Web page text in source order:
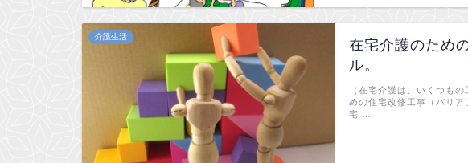
介護生活
在宅介護のため
ル。
（在宅介護は、いくつも
めの住宅改修工事（バリア
宅 …